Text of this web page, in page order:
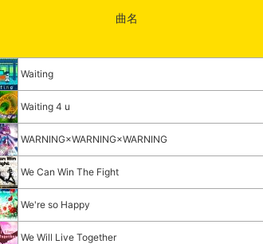
曲名
Waiting
Waiting 4 u
WARNING×WARNING×WARNING
We Can Win The Fight
We're so Happy
We Will Live Together